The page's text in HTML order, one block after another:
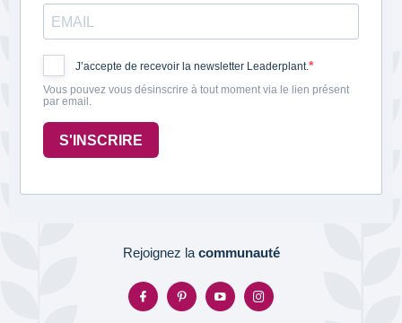
J’accepte de recevoir la newsletter Leaderplant.
Vous pouvez vous désinscrire à tout moment via le lien présent
par email.
S'INSCRIRE
Rejoignez la communauté